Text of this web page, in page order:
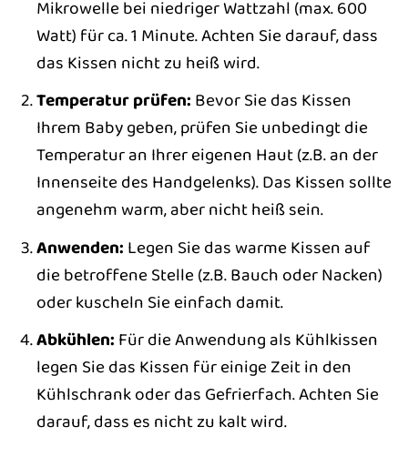
Mikrowelle bei niedriger Wattzahl (max. 600
Watt) für ca. 1 Minute. Achten Sie darauf, dass
das Kissen nicht zu heiß wird.
Temperatur prüfen: Bevor Sie das Kissen
Ihrem Baby geben, prüfen Sie unbedingt die
Temperatur an Ihrer eigenen Haut (z.B. an der
Innenseite des Handgelenks). Das Kissen sollte
angenehm warm, aber nicht heiß sein.
Anwenden: Legen Sie das warme Kissen auf
die betroffene Stelle (z.B. Bauch oder Nacken)
oder kuscheln Sie einfach damit.
Abkühlen: Für die Anwendung als Kühlkissen
legen Sie das Kissen für einige Zeit in den
Kühlschrank oder das Gefrierfach. Achten Sie
darauf, dass es nicht zu kalt wird.